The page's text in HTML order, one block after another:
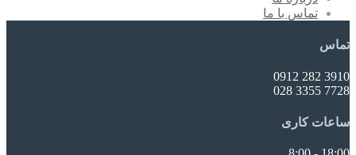
تماس با ما
تماس
3910 282 0912
7728 3355 028
ساعات کاری